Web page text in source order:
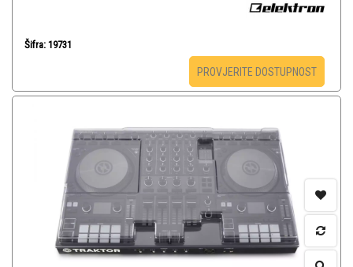
Šifra: 19731
PROVJERITE DOSTUPNOST